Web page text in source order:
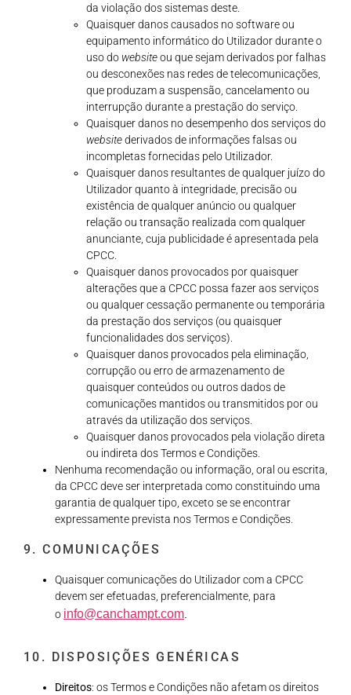
da violação dos sistemas deste.
Quaisquer danos causados no software ou
equipamento informático do Utilizador durante o
uso do websiteou que sejam derivados por falhas
ou desconexões nas redes de telecomunicações,
que produzam a suspensão, cancelamento ou
interrupção durante a prestação do serviço.
Quaisquer danos no desempenho dos serviços do
websitederivados de informações falsas ou
incompletas fornecidas pelo Utilizador.
Quaisquer danos resultantes de qualquer juízo do
Utilizador quanto à integridade, precisão ou
existência de qualquer anúncio ou qualquer
relação ou transação realizada com qualquer
anunciante, cuja publicidade é apresentada pela
CPCC.
Quaisquer danos provocados por quaisquer
alterações que a CPCC possa fazer aos serviços
ou qualquer cessação permanente ou temporária
da prestação dos serviços (ou quaisquer
funcionalidades dos serviços).
Quaisquer danos provocados pela eliminação,
corrupção ou erro de armazenamento de
quaisquer conteúdos ou outros dados de
comunicações mantidos ou transmitidos por ou
através da utilização dos serviços.
Quaisquer danos provocados pela violação direta
ou indireta dos Termos e Condições.
Nenhuma recomendação ou informação, oral ou escrita,
da CPCC deve ser interpretada como constituindo uma
garantia de qualquer tipo, exceto se se encontrar
expressamente prevista nos Termos e Condições.
9. COMUNICAÇÕES
Quaisquer comunicações do Utilizador com a CPCC
devem ser efetuadas, preferencialmente, para
o info@canchampt.com.
10. DISPOSIÇÕES GENÉRICAS
Direitos: os Termos e Condições não afetam os direitos